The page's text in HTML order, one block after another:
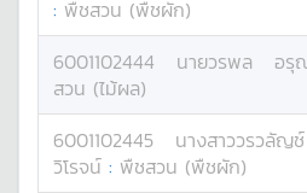
: พืชสวน (พืชผัก)
6001102444 นายวรพล อรุ
สวน (ไม้ผล)
6001102445 นางสาววรวลัญช์
วิโรจน์ : พืชสวน (พืชผัก)